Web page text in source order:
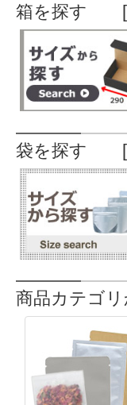
箱を探す [
袋を探す [
商品カテゴ